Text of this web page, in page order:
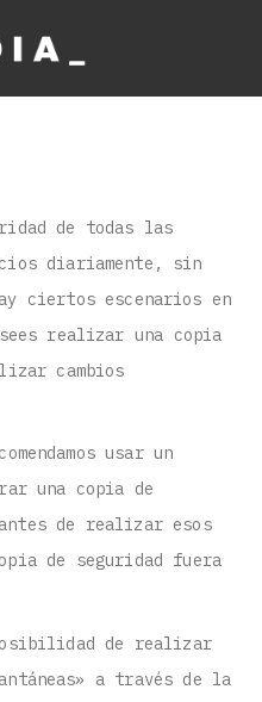
de todas las
diariamente, sin
ciertos escenarios en
realizar una copia
cambios
usar un
una copia de
de realizar esos
de seguridad fuera
de realizar
a través de la